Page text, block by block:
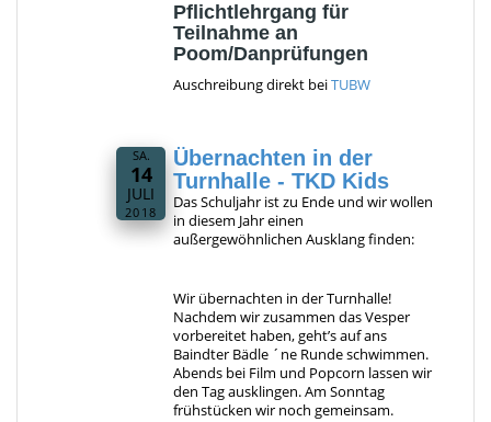
Pflichtlehrgang für
Teilnahme an
Poom/Danprüfungen
Auschreibung direkt beiTUBW
SA.
14
JULI
2018
Übernachten in der
Turnhalle - TKD Kids
Das Schuljahr ist zu Ende und wir wollen
in diesem Jahr einen
außergewöhnlichen Ausklang finden:
Wir übernachten in der Turnhalle!
Nachdem wir zusammen das Vesper
vorbereitet haben, geht’s auf ans
Baindter Bädle ´ne Runde schwimmen.
Abends bei Film und Popcorn lassen wir
den Tag ausklingen. Am Sonntag
frühstücken wir noch gemeinsam.